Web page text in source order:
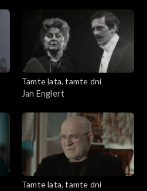
Tamte lata, tamte dni
Jan Englert
Tamte lata, tamte dni